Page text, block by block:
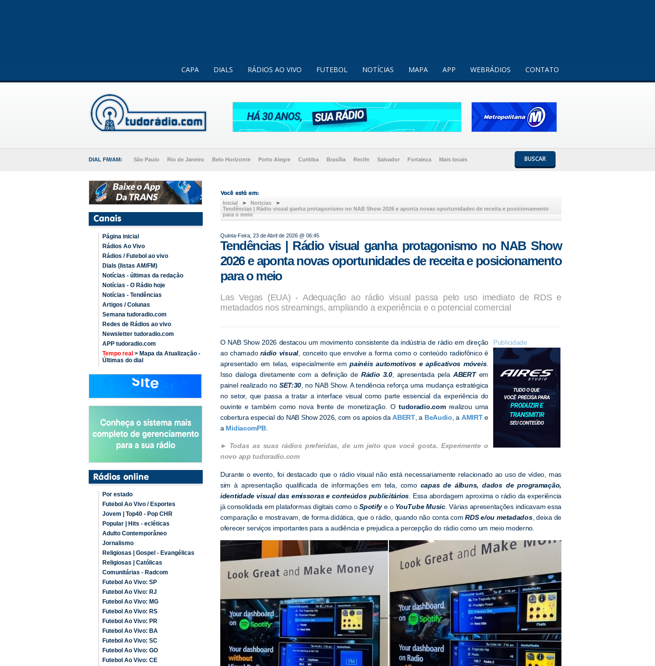
CAPA DIALS RÁDIOS AO VIVO FUTEBOL NOTÍCIAS MAPA APP WEBRÁDIOS CONTATO
DIAL FM/AM: São Paulo Rio de Janeiro Belo Horizonte Porto Alegre Curitiba Brasília Recife Salvador Fortaleza Mais locais BUSCAR
Página inicial
Rádios Ao Vivo
Rádios / Futebol ao vivo
Dials (listas AM/FM)
Notícias - últimas da redação
Notícias - O Rádio hoje
Notícias - Tendências
Artigos / Colunas
Semana tudoradio.com
Redes de Rádios ao vivo
Newsletter tudoradio.com
APP tudoradio.com
Tempo real > Mapa da Atualização -
Últimas do dial
Por estado
Futebol Ao Vivo / Esportes
Jovem | Top40 - Pop CHR
Popular | Hits - ecléticas
Adulto Contemporâneo
Jornalismo
Religiosas | Gospel - Evangélicas
Religiosas | Católicas
Comunitárias - Radcom
Futebol Ao Vivo: SP
Futebol Ao Vivo: RJ
Futebol Ao Vivo: MG
Futebol Ao Vivo: RS
Futebol Ao Vivo: PR
Futebol Ao Vivo: BA
Futebol Ao Vivo: SC
Futebol Ao Vivo: GO
Futebol Ao Vivo: CE
Inicial > Noticias
>
Tendências | Rádio visual ganha protagonismo no NAB Show 2026 e aponta novas oportunidades de receita e posicionamento
para o meio
Quinta-Feira, 23 de Abril de 2026 @ 06:45
Tendências | Rádio visual ganha protagonismo no NAB Show
2026 e aponta novas oportunidades de receita e posicionamento
para o meio
Las Vegas (EUA) - Adequação ao rádio visual passa pelo uso imediato de RDS e
metadados nos streamings, ampliando a experiência e o potencial comercial
Publicidade
O NAB Show 2026 destacou um movimento consistente da indústria de rádio em direção
ao chamadorádio visual , conceito que envolve a forma como o conteúdo radiofônico é
apresentado em telas, especialmente empainéis automotivos e aplicativos móveis.
Isso dialoga diretamente com a definição de Rádio 3.0, apresentada pela ABERTem
painel realizado no SET:30 , no NAB Show. A tendência reforça uma mudança estratégica
no setor, que passa a tratar a interface visual como parte essencial da experiência do
ouvinte e também como nova frente de monetização. Otudoradio.comrealizou uma
cobertura especial do NAB Show 2026, com os apoios daABERT, a BeAudio , a AMIRTe
a MidiacomPB.
Todas as suas rádios preferidas, de um jeito que você gosta. Experimente o
novo app tudoradio.com
Durante o evento, foi destacado que o rádio visual não está necessariamente relacionado ao uso de vídeo, mas
sim à apresentação qualificada de informações em tela, como capas de álbuns, dados de programação,
identidade visual das emissoras e conteúdos publicitários . Essa abordagem aproxima o rádio da experiência
já consolidada em plataformas digitais como oSpotifye o YouTube Music. Várias apresentações indicavam essa
comparação e mostravam, de forma didática, que o rádio, quando não conta comRDS e/ou metadados, deixa de
oferecer serviços importantes para a audiência e prejudica a percepção do rádio como um meio moderno.